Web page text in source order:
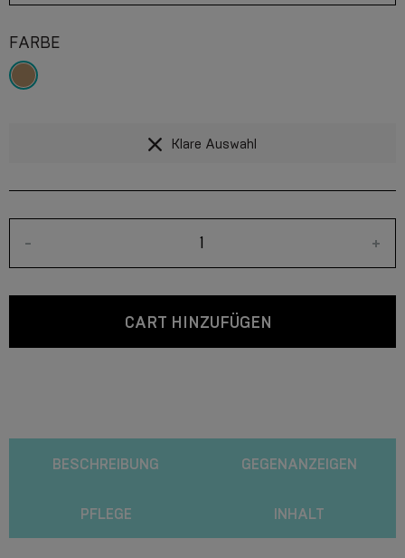
FARBE
Klare Auswahl
- +
CART HINZUFÜGEN
BESCHREIBUNG GEGENANZEIGEN
PFLEGE INHALT